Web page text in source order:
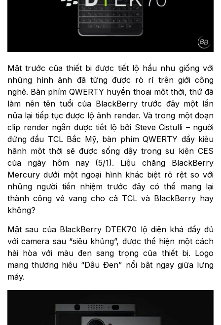
Mặt trước của thiết bị được tiết lộ hầu như giống với
những hình ảnh đã từng được rò rỉ trên giới công
nghệ. Bàn phím QWERTY huyền thoại một thời, thứ đã
làm nên tên tuổi của BlackBerry trước đây một lần
nữa lại tiếp tục được lộ ảnh render. Và trong một đoạn
clip render ngắn được tiết lộ bởi Steve Cistulli – người
đứng đầu TCL Bắc Mỹ, bàn phím QWERTY đầy kiêu
hãnh một thời sẽ được sống dậy trong sự kiện CES
của ngày hôm nay (5/1). Liệu chăng BlackBerry
Mercury dưới một ngoại hình khác biệt rõ rệt so với
những người tiền nhiệm trước đây có thể mang lại
thành công vẻ vang cho cả TCL và BlackBerry hay
không?
Mặt sau của BlackBerry DTEK70 lộ diện khá đầy đủ
với camera sau “siêu khủng”, được thể hiện một cách
hài hòa với màu đen sang trọng của thiết bị. Logo
mang thương hiệu “Dâu Đen” nổi bật ngay giữa lưng
máy.